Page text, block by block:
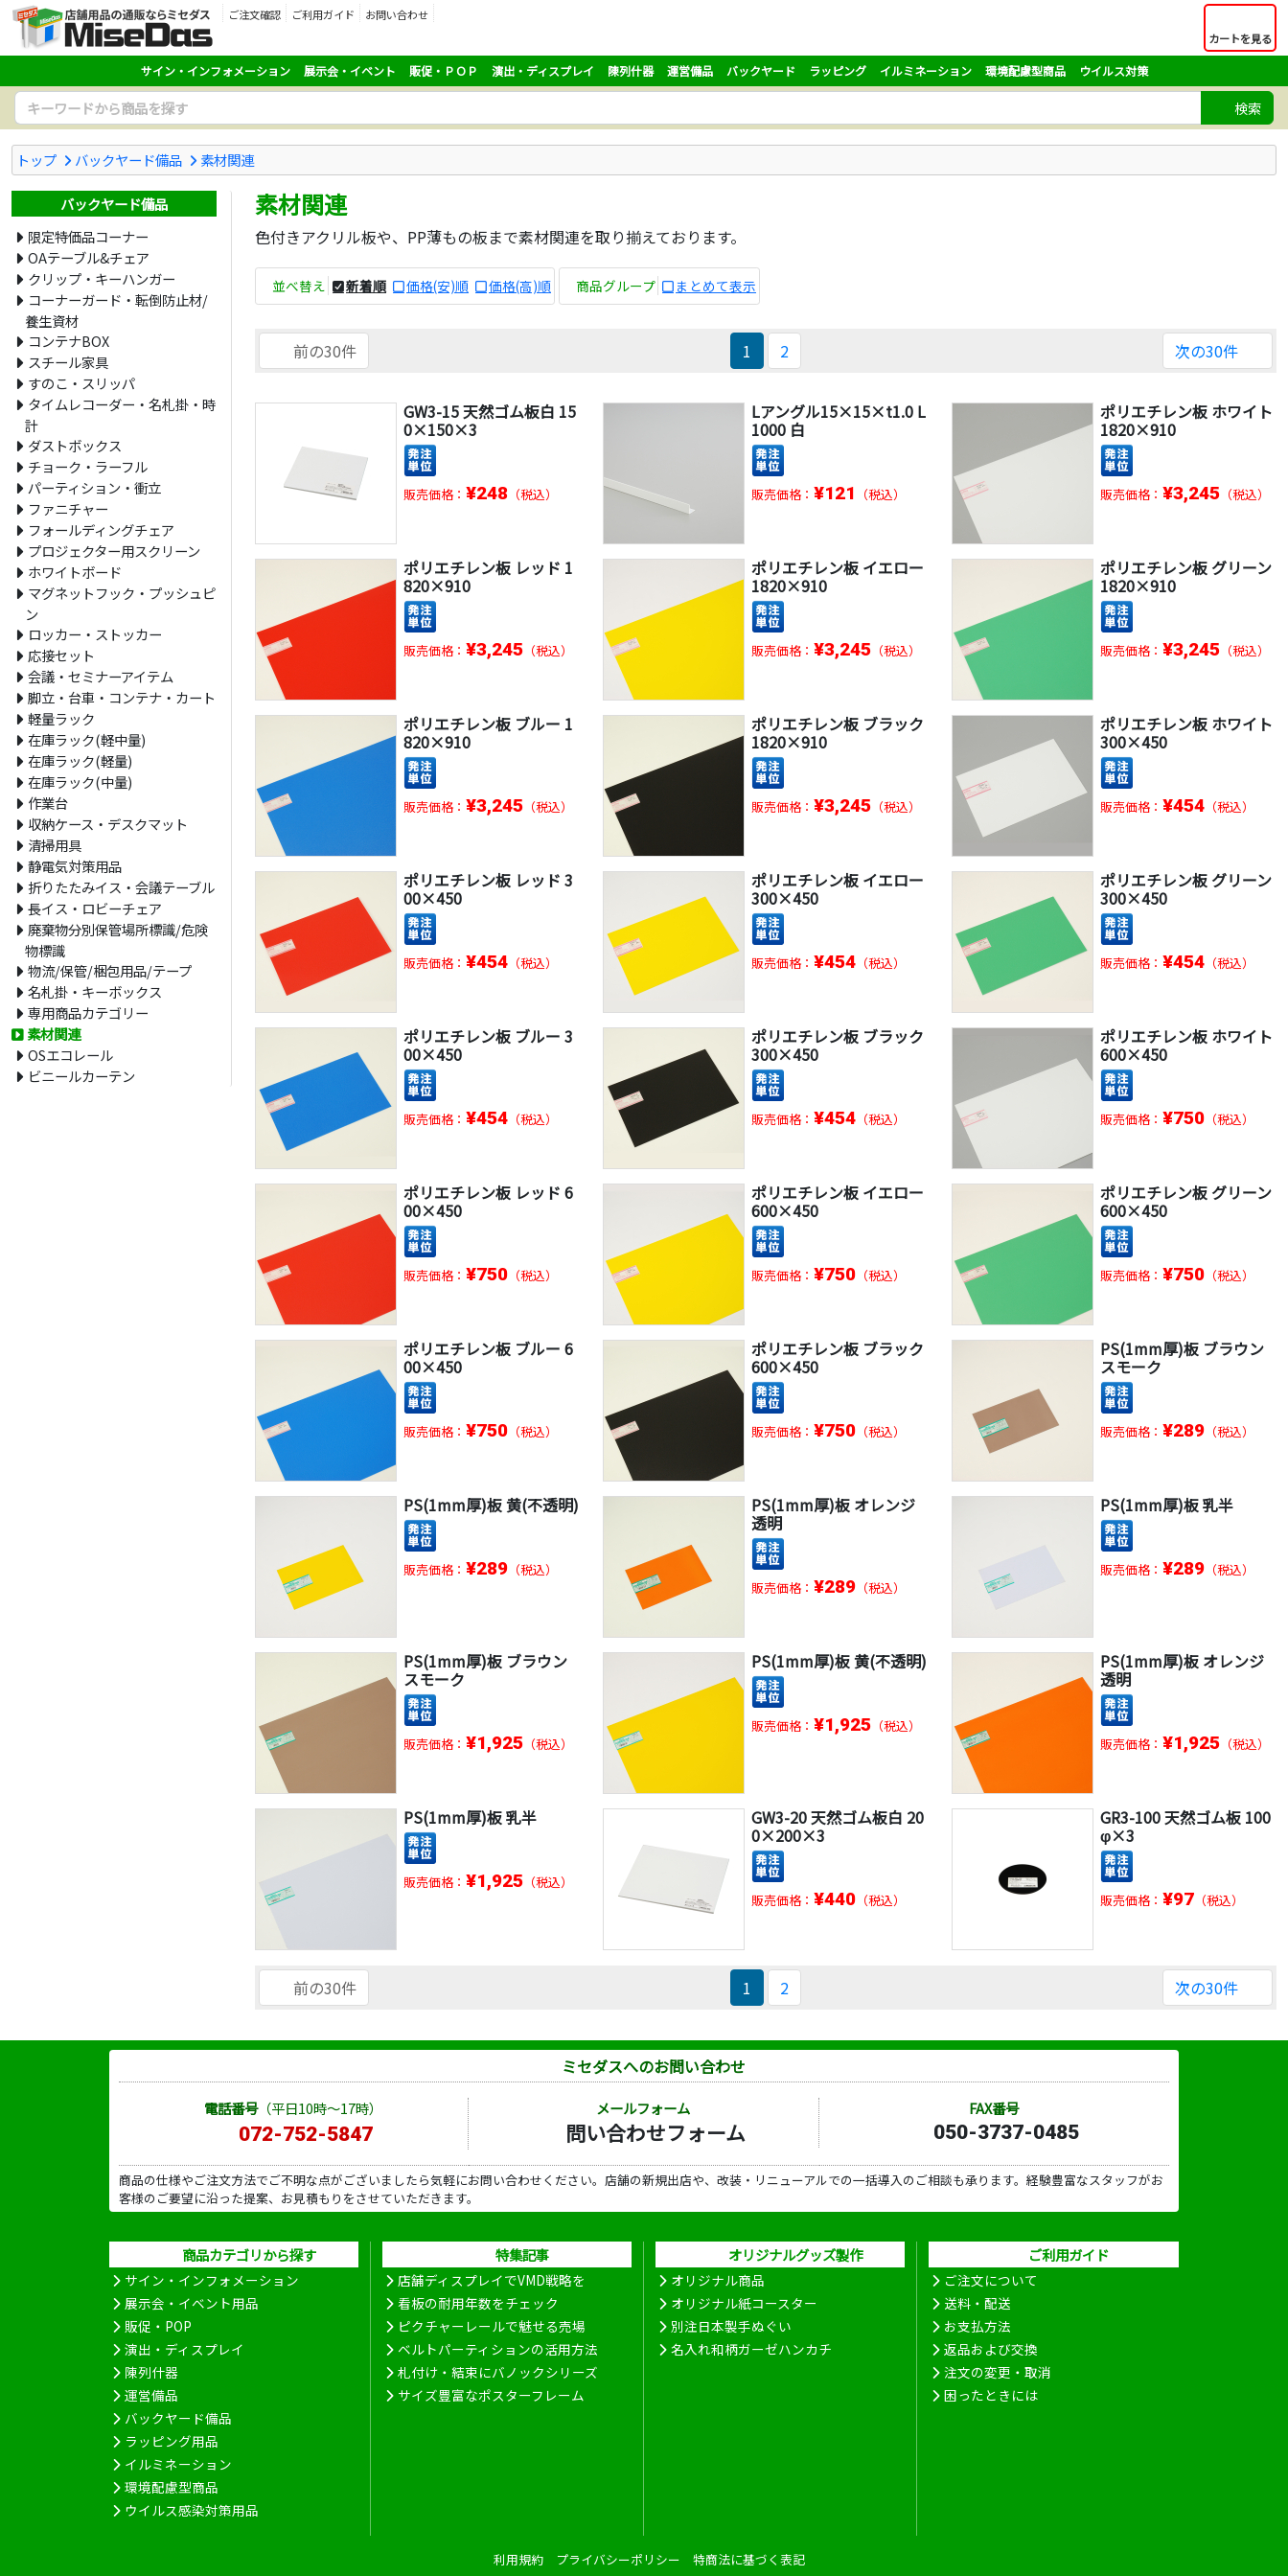
ご注文確認 ご利用ガイド
お問い合わせ
カートを見る
サイン・インフォメーション 展示会・イベント 販促・ＰＯＰ 演出・ディスプレイ 陳列什器 運営備品 バックヤード ラッピング イルミネーション 環境配慮型商品 ウイルス対策
検索
トップ バックヤード備品 素材関連
素材関連
色付きアクリル板や、PP薄もの板まで素材関連を取り揃えております。
並べ替え 新着順 価格(安)順 価格(高)順 商品グループ まとめて表示
前の30件 1 2 次の30件
GW3-15 天然ゴム板白 15
0×150×3
販売価格： ¥248 （税込）
Lアングル15×15×t1.0 L
1000 白
販売価格：¥121 （税込）
ポリエチレン板 ホワイト
1820×910
販売価格： ¥3,245（税込）
ポリエチレン板 レッド 1
820×910
販売価格： ¥3,245 （税込）
ポリエチレン板 イエロー
1820×910
販売価格：¥3,245 （税込）
ポリエチレン板 グリーン
1820×910
販売価格： ¥3,245（税込）
ポリエチレン板 ブルー 1
820×910
販売価格： ¥3,245 （税込）
ポリエチレン板 ブラック
1820×910
販売価格：¥3,245 （税込）
ポリエチレン板 ホワイト
300×450
販売価格： ¥454（税込）
ポリエチレン板 レッド 3
00×450
販売価格： ¥454 （税込）
ポリエチレン板 イエロー
300×450
販売価格：¥454 （税込）
ポリエチレン板 グリーン
300×450
販売価格： ¥454（税込）
ポリエチレン板 ブルー 3
00×450
販売価格： ¥454 （税込）
ポリエチレン板 ブラック
300×450
販売価格：¥454 （税込）
ポリエチレン板 ホワイト
600×450
販売価格： ¥750（税込）
ポリエチレン板 レッド 6
00×450
販売価格： ¥750 （税込）
ポリエチレン板 イエロー
600×450
販売価格：¥750 （税込）
ポリエチレン板 グリーン
600×450
販売価格： ¥750（税込）
ポリエチレン板 ブルー 6
00×450
販売価格： ¥750 （税込）
ポリエチレン板 ブラック
600×450
販売価格：¥750 （税込）
PS(1mm厚)板 ブラウン
スモーク
販売価格： ¥289（税込）
PS(1mm厚)板 黄(不透明)
販売価格： ¥289 （税込）
PS(1mm厚)板 オレンジ
透明
販売価格：¥289 （税込）
PS(1mm厚)板 乳半
販売価格： ¥289（税込）
PS(1mm厚)板 ブラウン
スモーク
販売価格： ¥1,925 （税込）
PS(1mm厚)板 黄(不透明)
販売価格：¥1,925 （税込）
PS(1mm厚)板 オレンジ
透明
販売価格： ¥1,925（税込）
PS(1mm厚)板 乳半
販売価格： ¥1,925 （税込）
GW3-20 天然ゴム板白 20
0×200×3
販売価格：¥440 （税込）
GR3-100 天然ゴム板 100
φ×3
販売価格： ¥97（税込）
前の30件 1 2 次の30件
バックヤード備品
限定特価品コーナー
OAテーブル&チェア
クリップ・キーハンガー
コーナーガード・転倒防止材/
養生資材
コンテナBOX
スチール家具
すのこ・スリッパ
タイムレコーダー・名札掛・時
計
ダストボックス
チョーク・ラーフル
パーティション・衝立
ファニチャー
フォールディングチェア
プロジェクター用スクリーン
ホワイトボード
マグネットフック・プッシュピ
ン
ロッカー・ストッカー
応接セット
会議・セミナーアイテム
脚立・台車・コンテナ・カート
軽量ラック
在庫ラック(軽中量)
在庫ラック(軽量)
在庫ラック(中量)
作業台
収納ケース・デスクマット
清掃用具
静電気対策用品
折りたたみイス・会議テーブル
長イス・ロビーチェア
廃棄物分別保管場所標識/危険
物標識
物流/保管/梱包用品/テープ
名札掛・キーボックス
専用商品カテゴリー
素材関連
OSエコレール
ビニールカーテン
ミセダスへのお問い合わせ
電話番号（平日10時～17時）
072-752-5847
メールフォーム
問い合わせフォーム
FAX番号
050-3737-0485
商品の仕様やご注文方法でご不明な点がございましたら気軽にお問い合わせください。店舗の新規出店や、改装・リニューアルでの一括導入のご相談も承ります。経験豊富なスタッフがお
客様のご要望に沿った提案、お見積もりをさせていただきます。
商品カテゴリから探す
サイン・インフォメーション
展示会・イベント用品
販促・POP
演出・ディスプレイ
陳列什器
運営備品
バックヤード備品
ラッピング用品
イルミネーション
環境配慮型商品
ウイルス感染対策用品
特集記事
店舗ディスプレイでVMD戦略を
看板の耐用年数をチェック
ピクチャーレールで魅せる売場
ベルトパーティションの活用方法
札付け・結束にバノックシリーズ
サイズ豊富なポスターフレーム
オリジナルグッズ製作
オリジナル商品
オリジナル紙コースター
別注日本製手ぬぐい
名入れ和柄ガーゼハンカチ
ご利用ガイド
ご注文について
送料・配送
お支払方法
返品および交換
注文の変更・取消
困ったときには
利用規約 プライバシーポリシー 特商法に基づく表記